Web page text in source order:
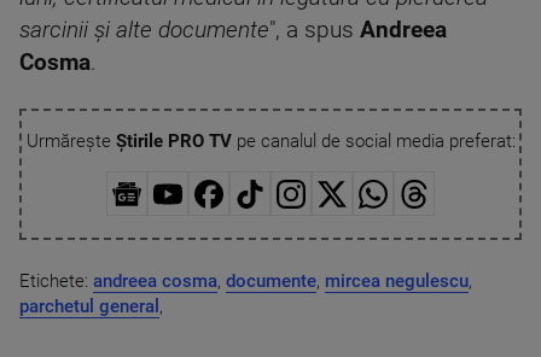
sarcinii şi alte documente", a spus Andreea
Cosma.
Urmărește Știrile PRO TVpe canalul de social media preferat:
Etichete: andreea cosma, documente, mircea negulescu,
parchetul general ,